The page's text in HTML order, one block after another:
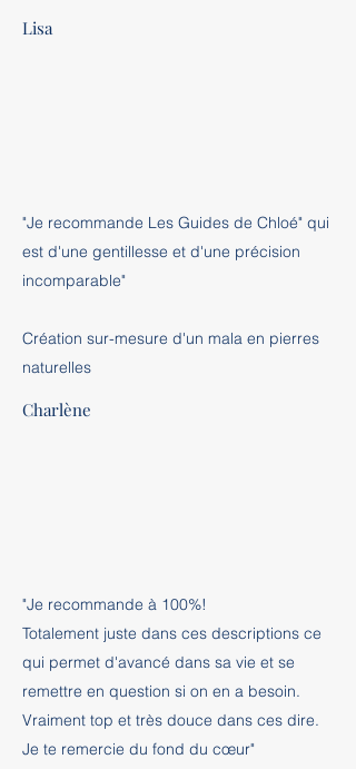
Lisa
"Je recommande Les Guides de Chloé" qui
est d'une gentillesse et d'une précision
incomparable"
Création sur-mesure d'un mala en pierres
naturelles
Charlène
"Je recommande à 100%!
Totalement juste dans ces descriptions ce
qui permet d'avancé dans sa vie et se
remettre en question si on en a besoin.
Vraiment top et très douce dans ces dire.
Je te remercie du fond du cœur"